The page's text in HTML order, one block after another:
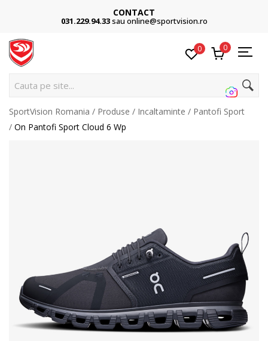
CONTACT
031.229.94.33sau online@sportvision.ro
0 0
C
SportVision Romania Produse Incaltaminte
Pantofi Sport
On Pantofi Sport Cloud 6 Wp